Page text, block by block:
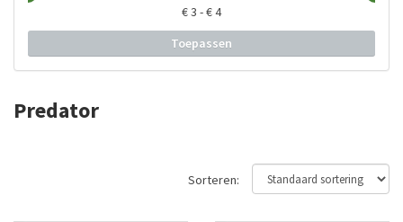
€3 - €4
Toepassen
Predator
Sorteren: